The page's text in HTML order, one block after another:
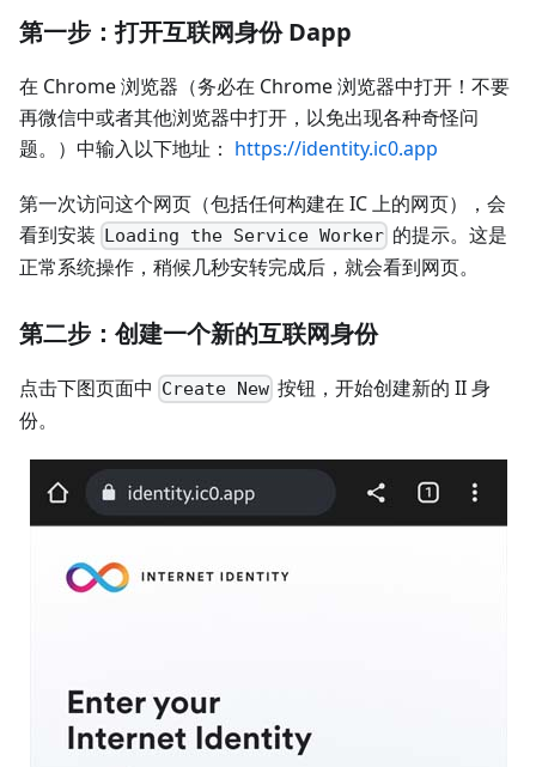
第一步：打开互联网身份 Dapp
在 Chrome 浏览器（务必在 Chrome 浏览器中打开！不要
再微信中或者其他浏览器中打开，以免出现各种奇怪问
题。）中输入以下地址： https://identity.ic0.app
第一次访问这个网页（包括任何构建在 IC 上的网页），会
看到安装 Loading the Service Worker 的提示。这是
正常系统操作，稍候几秒安转完成后，就会看到网页。
第二步：创建一个新的互联网身份
点击下图页面中 Create New 按钮，开始创建新的 II 身
份。